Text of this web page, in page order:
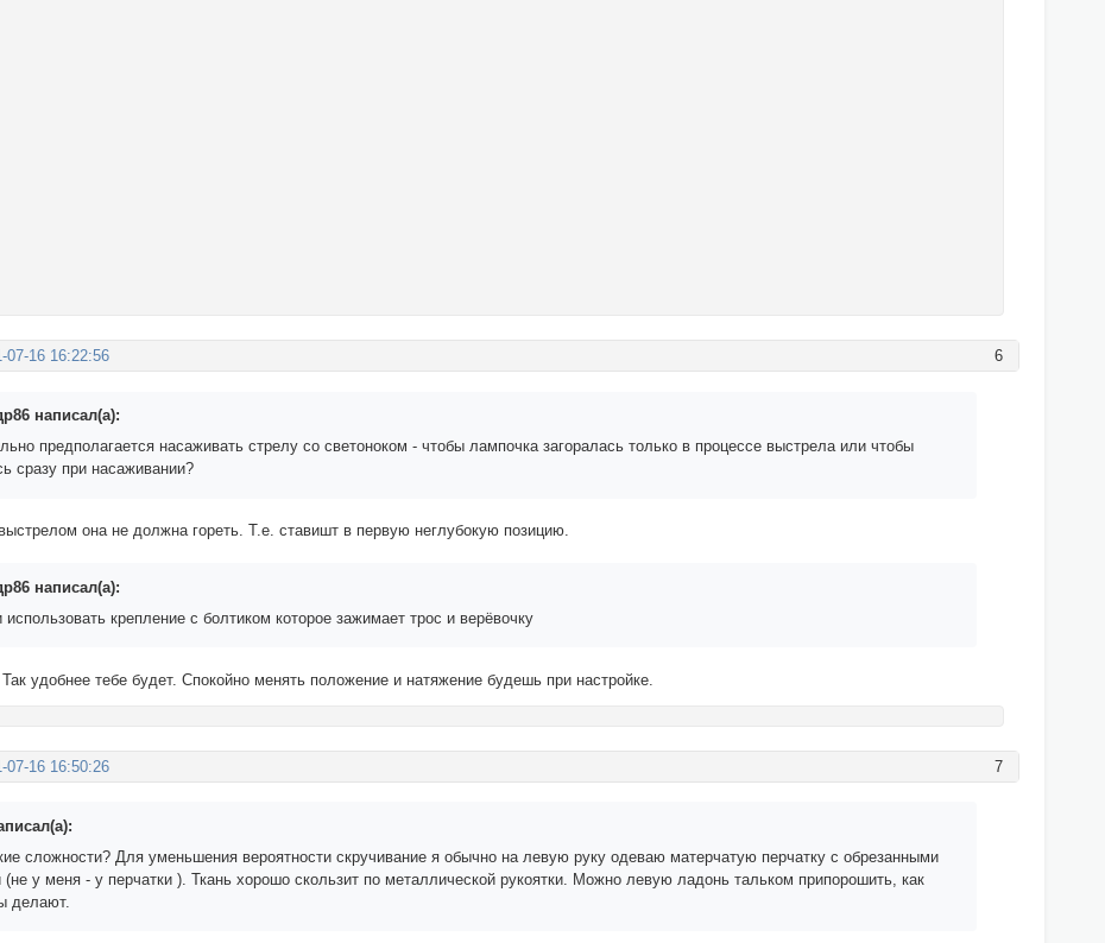
6
07-16 16:22:56
написал(а):
предполагается насаживать стрелу со светоноком - чтобы лампочка загоралась только в процессе выстрела или чтобы
сразу при насаживании?
она не должна гореть. Т.е. ставишт в первую неглубокую позицию.
написал(а):
крепление с болтиком которое зажимает трос и верёвочку
удобнее тебе будет. Спокойно менять положение и натяжение будешь при настройке.
7
07-16 16:50:26
сложности? Для уменьшения вероятности скручивание я обычно на левую руку одеваю матерчатую перчатку с обрезанными
(не у меня - у перчатки ). Ткань хорошо скользит по металлической рукоятки. Можно левую ладонь тальком припорошить, как
делают.